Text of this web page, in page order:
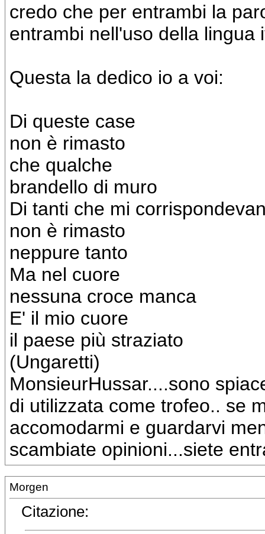
credo che per entrambi la
entrambi nell'uso della lingua
Questa la dedico io a voi:
Di queste case
non è rimasto
che qualche
brandello di muro
Di tanti che mi
non è rimasto
neppure tanto
Ma nel cuore
nessuna croce manca
E' il mio cuore
il paese più straziato
(Ungaretti)
MonsieurHussar....sono
di utilizzata come trofeo.. se
accomodarmi e guardarvi
scambiate opinioni...siete
Morgen
Citazione: